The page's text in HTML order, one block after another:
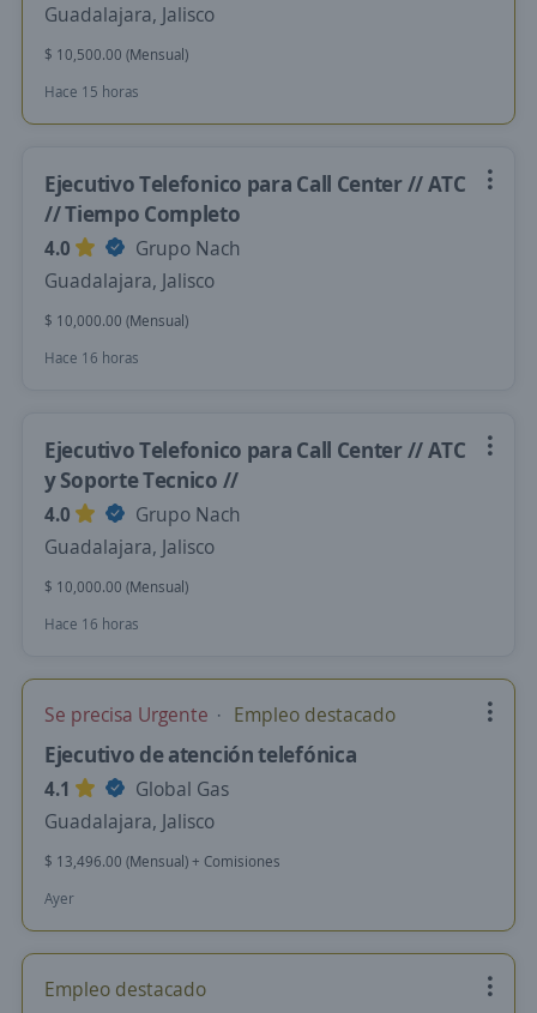
Guadalajara, Jalisco
$ 10,500.00 (Mensual)
Hace 15 horas
Ejecutivo Telefonico para Call Center // ATC
// Tiempo Completo
4.0
Grupo Nach
Guadalajara, Jalisco
$ 10,000.00 (Mensual)
Hace 16 horas
Ejecutivo Telefonico para Call Center // ATC
y Soporte Tecnico //
4.0
Grupo Nach
Guadalajara, Jalisco
$ 10,000.00 (Mensual)
Hace 16 horas
Se precisa Urgente Empleo destacado
Ejecutivo de atención telefónica
4.1
Global Gas
Guadalajara, Jalisco
$ 13,496.00 (Mensual) + Comisiones
Ayer
Empleo destacado